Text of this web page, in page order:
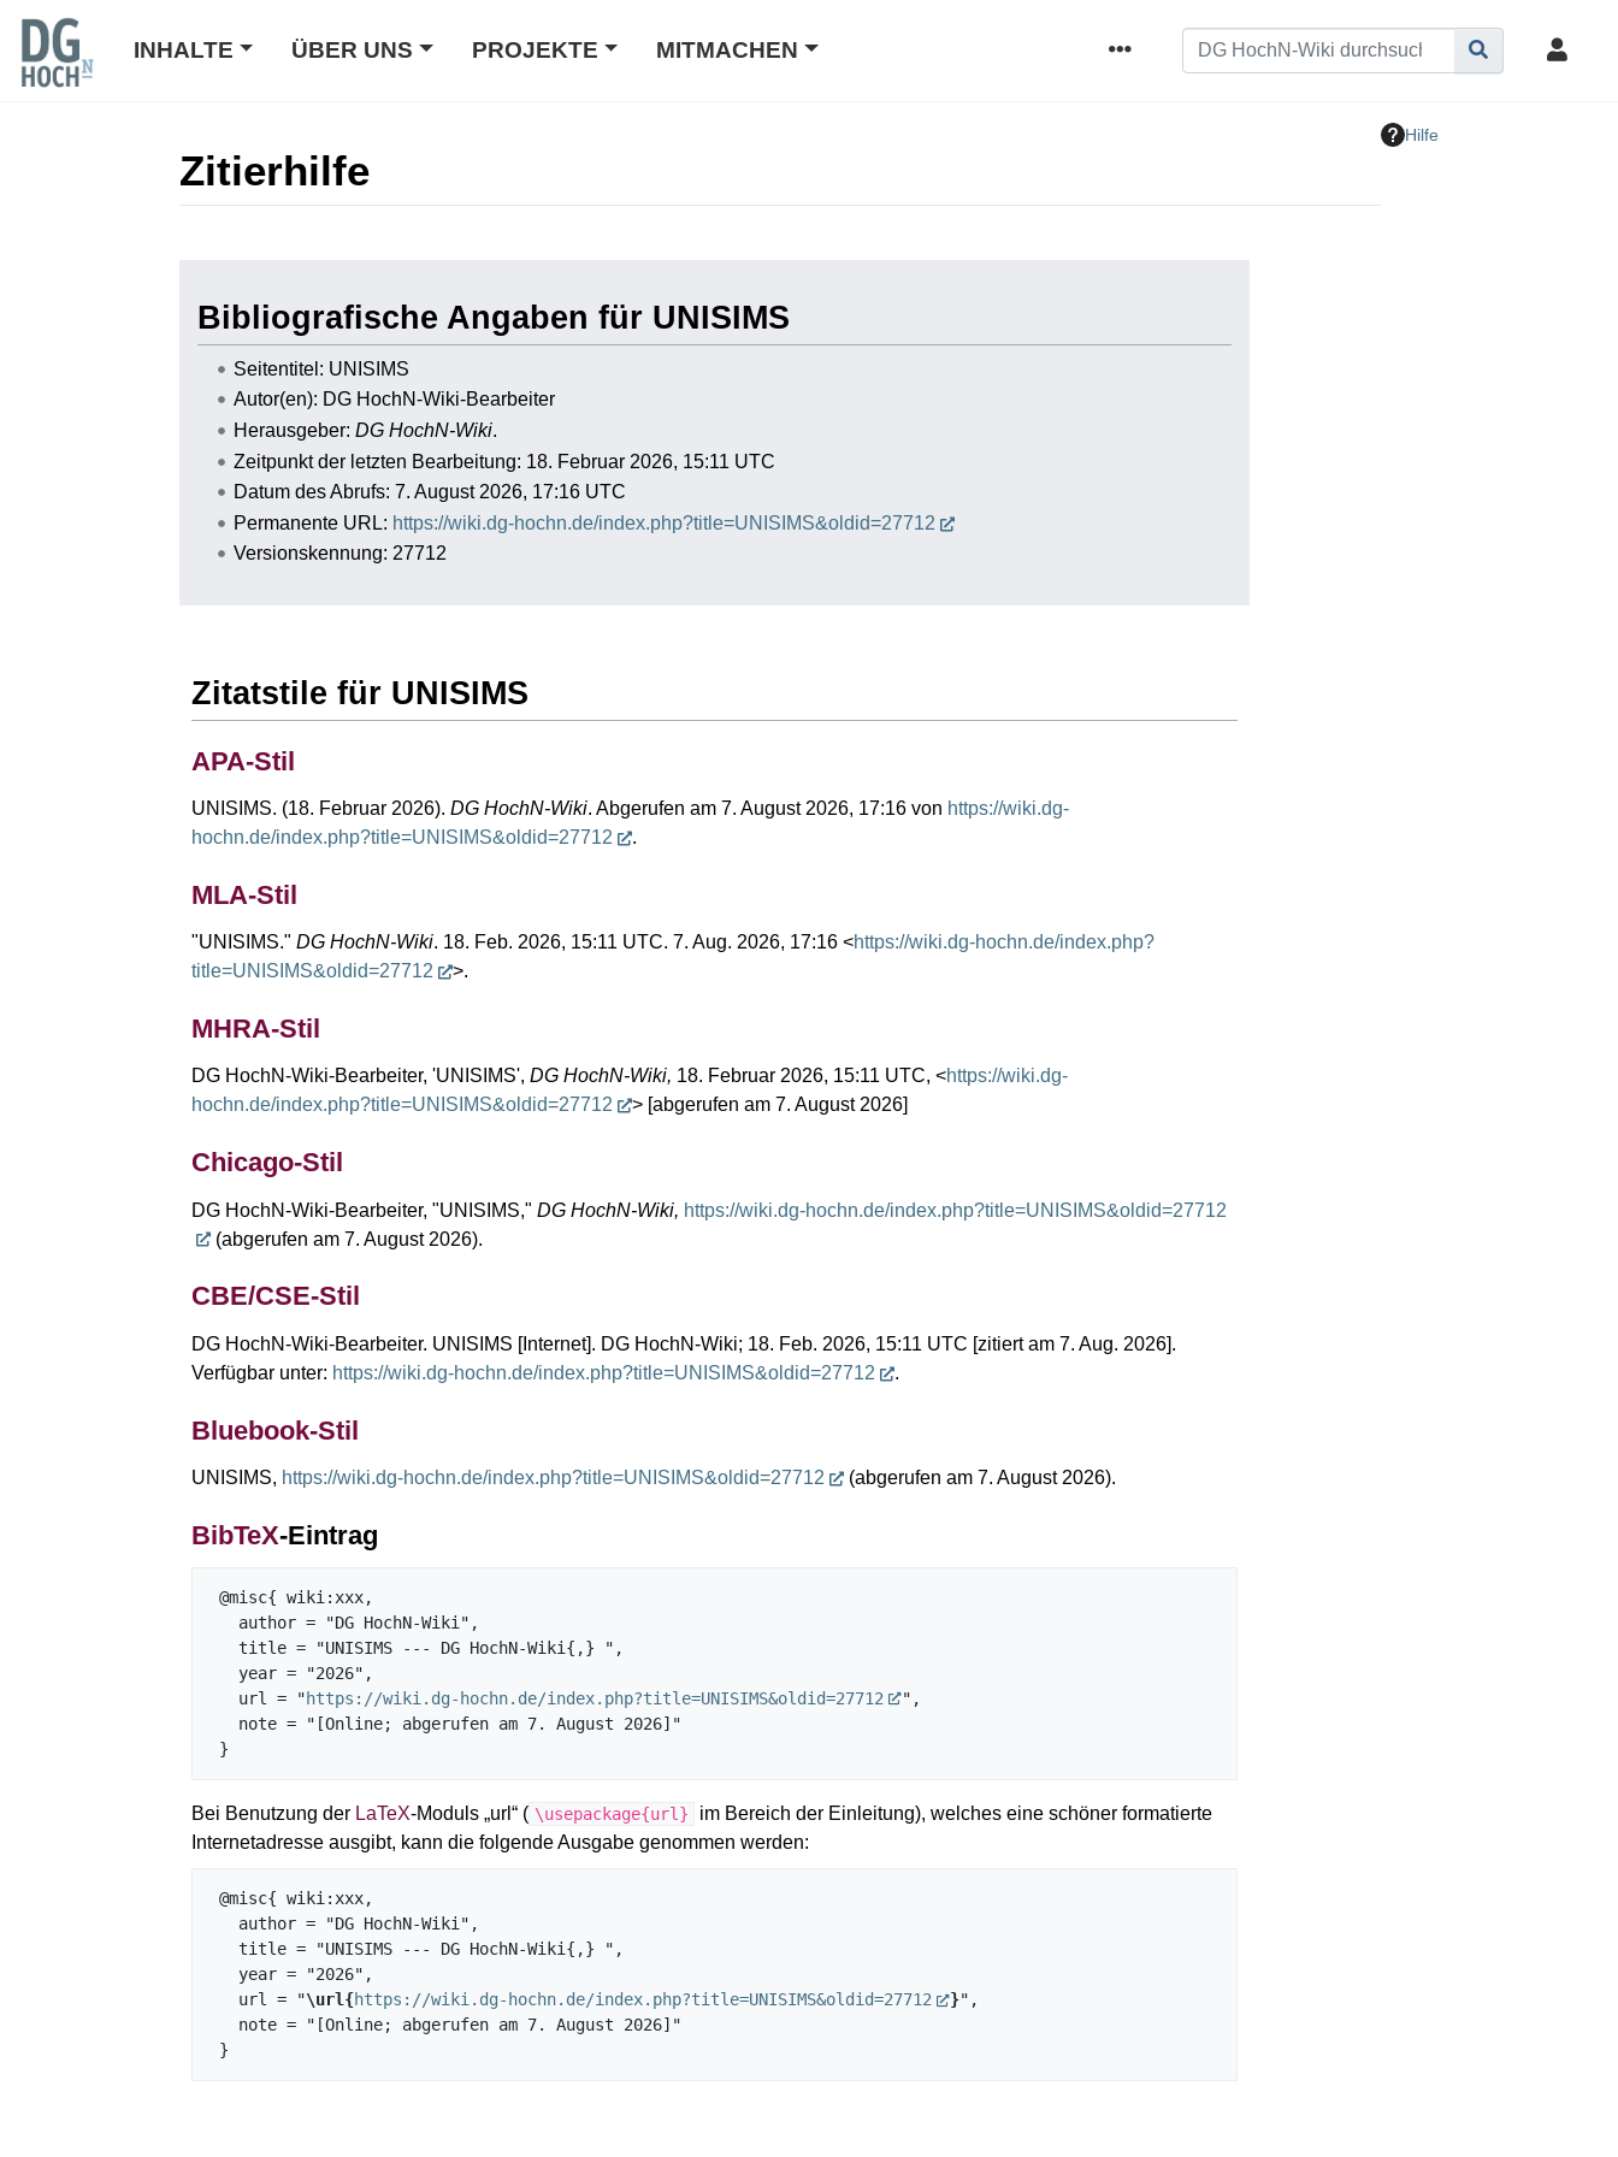
INHALTE ÜBER UNS PROJEKTE MITMACHEN
Hilfe
Zitierhilfe
Bibliografische Angaben für UNISIMS
Seitentitel: UNISIMS
Autor(en): DG HochN-Wiki-Bearbeiter
Herausgeber: DG HochN-Wiki.
Zeitpunkt der letzten Bearbeitung: 18. Februar 2026, 15:11 UTC
Datum des Abrufs: 7. August 2026, 17:16 UTC
Permanente URL: https://wiki.dg-hochn.de/index.php?title=UNISIMS&oldid=27712
Versionskennung: 27712
Zitatstile für UNISIMS
APA-Stil
UNISIMS. (18. Februar 2026). DG HochN-Wiki. Abgerufen am 7. August 2026, 17:16 von https://wiki.dg-
hochn.de/index.php?title=UNISIMS&oldid=27712
.
MLA-Stil
"UNISIMS." DG HochN-Wiki. 18. Feb. 2026, 15:11 UTC. 7. Aug. 2026, 17:16 <https://wiki.dg-hochn.de/index.php?
title=UNISIMS&oldid=27712
>.
MHRA-Stil
DG HochN-Wiki-Bearbeiter, 'UNISIMS', DG HochN-Wiki, 18. Februar 2026, 15:11 UTC, <https://wiki.dg-
hochn.de/index.php?title=UNISIMS&oldid=27712
> [abgerufen am 7. August 2026]
Chicago-Stil
DG HochN-Wiki-Bearbeiter, "UNISIMS," DG HochN-Wiki, https://wiki.dg-hochn.de/index.php?title=UNISIMS&oldid=27712
(abgerufen am 7. August 2026).
CBE/CSE-Stil
DG HochN-Wiki-Bearbeiter. UNISIMS [Internet]. DG HochN-Wiki; 18. Feb. 2026, 15:11 UTC [zitiert am 7. Aug. 2026].
Verfügbar unter: https://wiki.dg-hochn.de/index.php?title=UNISIMS&oldid=27712 .
Bluebook-Stil
UNISIMS, https://wiki.dg-hochn.de/index.php?title=UNISIMS&oldid=27712 (abgerufen am 7. August 2026).
BibTeX-Eintrag
   url = "
https://wiki.dg-hochn.de/index.php?title=UNISIMS&oldid=27712
",
Bei Benutzung der LaTeX-Moduls „url“ ( \usepackage{url}
im Bereich der Einleitung), welches eine schöner formatierte
Internetadresse ausgibt, kann die folgende Ausgabe genommen werden:
   url = "
\url{https://wiki.dg-hochn.de/index.php?title=UNISIMS&oldid=27712 }",